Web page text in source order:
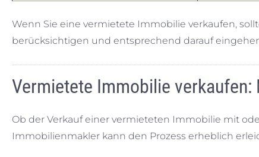
Wenn Sie eine vermietete Immobilie verkaufen,
berücksichtigen und entsprechend darauf
Vermietete Immobilie verkaufen:
Ob der Verkauf einer vermieteten Immobilie mit
Immobilienmakler kann den Prozess erheblich